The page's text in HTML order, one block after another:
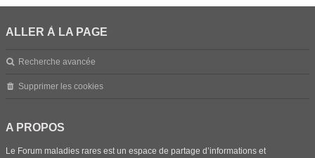
ALLER À LA PAGE
Recherche avancée
Supprimer les cookies
A PROPOS
Le Forum maladies rares est un espace de partage d’informations et